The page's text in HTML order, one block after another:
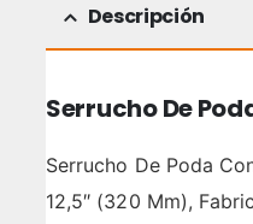
Descripción
Serrucho De
Serrucho De Poda
12,5″ (320 Mm),